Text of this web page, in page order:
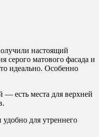
настоящий
серого матового фасада и
идеально. Особенно
— есть места для верхней
удобно для утреннего